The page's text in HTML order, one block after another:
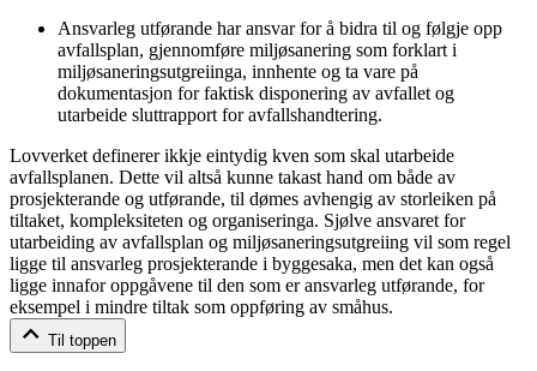
Ansvarleg utførande har ansvar for å bidra til og følgje opp
avfallsplan, gjennomføre miljøsanering som forklart i
miljøsaneringsutgreiinga, innhente og ta vare på
dokumentasjon for faktisk disponering av avfallet og
utarbeide sluttrapport for avfallshandtering.
Lovverket definerer ikkje eintydig kven som skal utarbeide
avfallsplanen. Dette vil altså kunne takast hand om både av
prosjekterande og utførande, til dømes avhengig av storleiken på
tiltaket, kompleksiteten og organiseringa. Sjølve ansvaret for
utarbeiding av avfallsplan og miljøsaneringsutgreiing vil som regel
ligge til ansvarleg prosjekterande i byggesaka, men det kan også
ligge innafor oppgåvene til den som er ansvarleg utførande, for
eksempel i mindre tiltak som oppføring av småhus.
Til toppen